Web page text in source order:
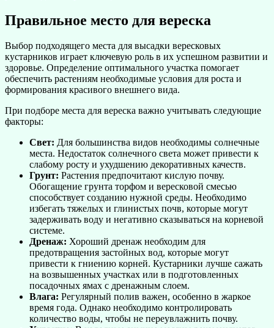
Правильное место для вереска
Выбор подходящего места для высадки вересковых
кустарников играет ключевую роль в их успешном развитии и
здоровье. Определение оптимального участка помогает
обеспечить растениям необходимые условия для роста и
формирования красивого внешнего вида.
При подборе места для вереска важно учитывать следующие
факторы:
Свет: Для большинства видов необходимы солнечные
места. Недостаток солнечного света может привести к
слабому росту и ухудшению декоративных качеств.
Грунт: Растения предпочитают кислую почву.
Обогащение грунта торфом и вересковой смесью
способствует созданию нужной среды. Необходимо
избегать тяжелых и глинистых почв, которые могут
задерживать воду и негативно сказываться на корневой
системе.
Дренаж: Хороший дренаж необходим для
предотвращения застойных вод, которые могут
привести к гниению корней. Кустарники лучше сажать
на возвышенных участках или в подготовленных
посадочных ямах с дренажным слоем.
Влага: Регулярный полив важен, особенно в жаркое
время года. Однако необходимо контролировать
количество воды, чтобы не переувлажнить почву.